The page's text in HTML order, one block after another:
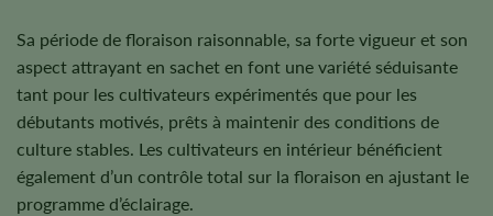
Sa période de floraison raisonnable, sa forte vigueur et son
aspect attrayant en sachet en font une variété séduisante
tant pour les cultivateurs expérimentés que pour les
débutants motivés, prêts à maintenir des conditions de
culture stables. Les cultivateurs en intérieur bénéficient
également d’un contrôle total sur la floraison en ajustant le
programme d’éclairage.